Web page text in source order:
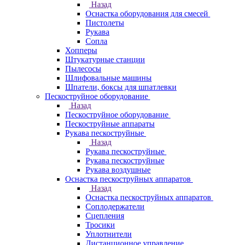
Назад
Оснастка оборудования для смесей
Пистолеты
Рукава
Сопла
Хопперы
Штукатурные станции
Пылесосы
Шлифовальные машины
Шпатели, боксы для шпатлевки
Пескоструйное оборудование
Назад
Пескоструйное оборудование
Пескоструйные аппараты
Рукава пескоструйные
Назад
Рукава пескоструйные
Рукава пескоструйные
Рукава воздушные
Оснастка пескоструйных аппаратов
Назад
Оснастка пескоструйных аппаратов
Соплодержатели
Сцепления
Тросики
Уплотнители
Дистанционное управление